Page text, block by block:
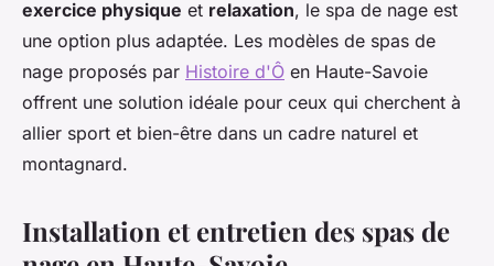
exercice physique et relaxation, le spa de nage est
une option plus adaptée. Les modèles de spas de
nage proposés par Histoire d'Ô en Haute-Savoie
offrent une solution idéale pour ceux qui cherchent à
allier sport et bien-être dans un cadre naturel et
montagnard.
Installation et entretien des spas de